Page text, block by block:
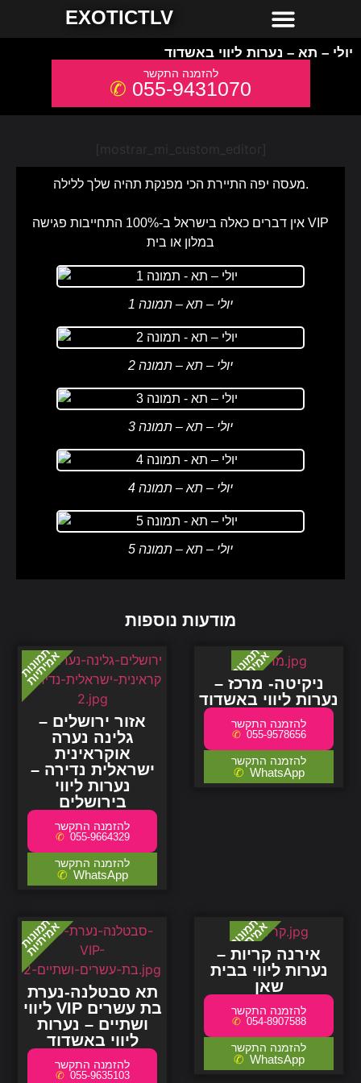
EXOTICTLV
יולי – תא – נערות ליווי באשדוד
055-9431070
[mostrar_mi_custom_editor]
מעסה יפה התיירת הכי מפנקת תהיה שלך ללילה.
אין דברים כאלה בישראל ב-100% התחייבות פגישה VIP
במלון או בית
יולי – תא – תמונה 1
יולי – תא – תמונה 2
יולי – תא – תמונה 3
יולי – תא – תמונה 4
יולי – תא – תמונה 5
מודעות נוספות
אזור ירושלים –
גלינה נערה
אוקראינית
ישראלית נדירה –
נערות ליווי
בירושלים
055-9664329
WhatsApp
ניקיטה- מרכז –
נערות ליווי באשדוד
055-9578656
WhatsApp
תא סבטלנה-נערת
ליווי VIP בת עשרים
ושתיים – נערות
ליווי באשדוד
055-9635103
אירנה קריות –
נערות ליווי בבית
שאן
054-8907588
WhatsApp